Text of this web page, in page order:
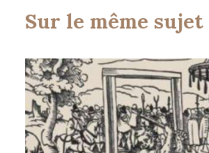
Sur le même sujet